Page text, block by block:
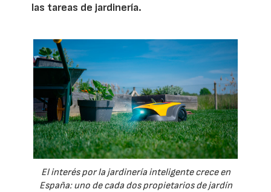
las tareas de jardinería.
El interés por la jardinería inteligente crece en
España: uno de cada dos propietarios de jardín